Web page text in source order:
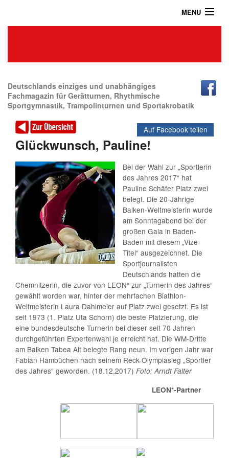
MENU
Abonnieren
Shop
Über uns
Kontakt / Impressum / Datenschutz
Archiv
Deutschlands einziges und unabhängiges
Fachmagazin für Gerätturnen, Rhythmische
Sportgymnastik, Trampolinturnen und Sportakrobatik
Auf Facebook teilen
Glückwunsch, Pauline!
Bei der Wahl zur „Sportlerin
des Jahres 2017“ hat
Pauline Schäfer Platz zwei
belegt. Die 20-Jährige
Balken-Weltmeisterin wurde
am Sonntagabend bei der
großen Gala in Baden-
Baden mit diesem „Vize-
Titel“ ausgezeichnet. Die
Sportjournalisten
Deutschlands hatten die
Chemnitzerin, die zuvor von LEON* zur „Turnerin des Jahres“
gewählt worden war, hinter der mehrfachen Biathlon-
Weltmeisterin Laura Dahlmeier auf Platz zwei gesetzt. Es ist
seit 1973 (1. Platz Uta Schorn) die beste Platzierung, die
eine bundesdeutsche Turnerin bei dieser seit 70 Jahren
durchgeführten Expertenwahl je erreicht hat. Die WM-Dritte
am Balken Tabea Alt belegte Rang neun. Im vorigen Jahr war
Fabian Hambüchen nach seinem Reck-Olympiasieg „Sportler
des Jahres“ geworden. (18.12.2017) Foto: Arndt Falter
LEON*-Partner